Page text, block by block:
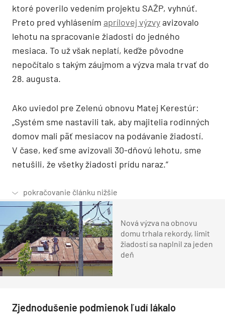
ktoré poverilo vedením projektu SAŽP, vyhnúť.
Preto pred vyhlásením aprílovej výzvyavizovalo
lehotu na spracovanie žiadosti do jedného
mesiaca. To už však neplatí, keďže pôvodne
nepočítalo s takým záujmom a výzva mala trvať do
28. augusta.
Ako uviedol pre Zelenú obnovu Matej Kerestúr:
„Systém sme nastavili tak, aby majitelia rodinných
domov mali päť mesiacov na podávanie žiadostí.
V čase, keď sme avizovali 30-dňovú lehotu, sme
netušili, že všetky žiadosti prídu naraz.“
Nová výzva na obnovu
domu trhala rekordy, limit
žiadostí sa naplnil za jeden
deň
Zjednodušenie podmienok ľudí lákalo